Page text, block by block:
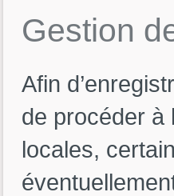
Gestion
Afin
de procéder à
locales,